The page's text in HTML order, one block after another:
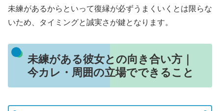
未練があるからといって復縁が必ずうまくいくとは限らな
いため、タイミングと誠実さが鍵となります。
未練がある彼女との向き合い方｜
今カレ・周囲の立場でできること